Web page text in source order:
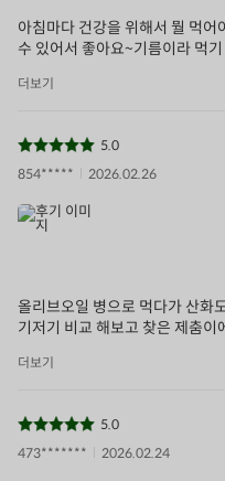
아침마다 건강을 위해서 뭘 먹어
수 있어서 좋아요~기름이라 먹기
더보기
5.0
854*****
2026.02.26
올리브오일 병으로 먹다가 산화
기저기 비교 해보고 찾은 제춤이
더보기
5.0
473*******
2026.02.24